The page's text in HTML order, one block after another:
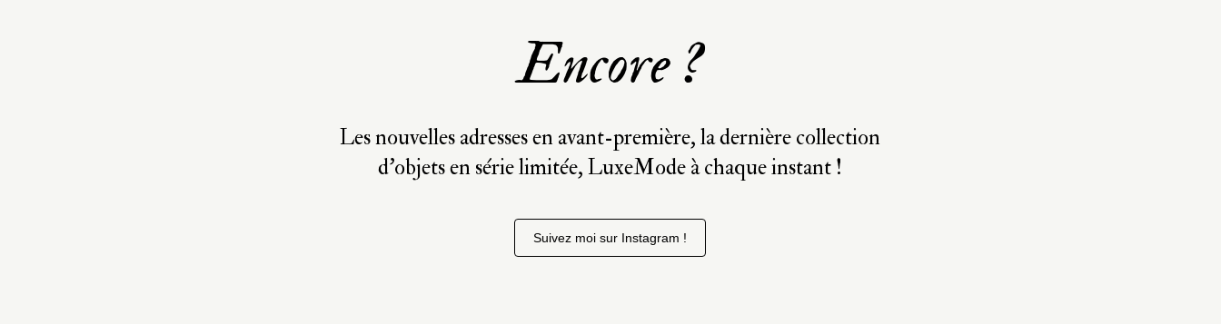
Encore ?
Les nouvelles adresses en avant-première, la dernière collection
d’objets en série limitée, LuxeMode à chaque instant !
Suivez moi sur Instagram !